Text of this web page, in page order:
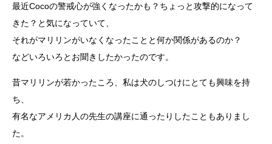
最近Cocoの警戒心が強くなったかも？ちょっと攻撃的になって
きた？と気になっていて、
それがマリリンがいなくなったことと何か関係があるのか？
などいろいろとお聞きしたかったのです。
昔マリリンが若かったころ、私は犬のしつけにとても興味を持
ち、
有名なアメリカ人の先生の講座に通ったりしたこともありまし
た。